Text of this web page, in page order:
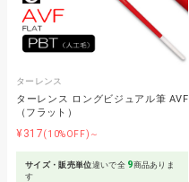
ターレンス
ターレンス ロングビジュアル筆 AVF
（フラット）
¥317(10%OFF)～
サイズ・販売単位違いで全 9商品ありま
す